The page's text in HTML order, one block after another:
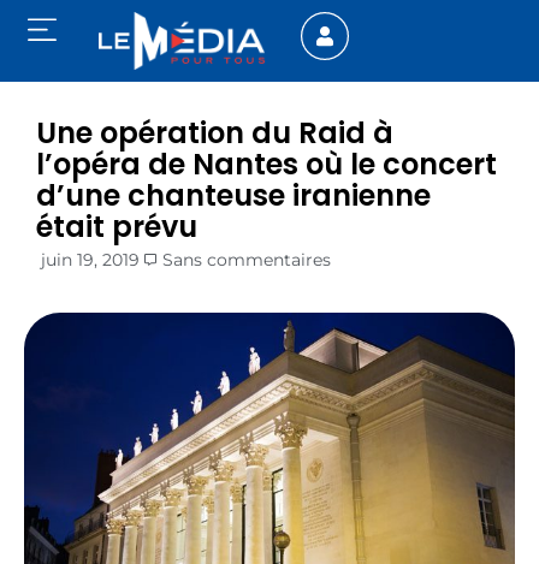
Une opération du Raid à
l’opéra de Nantes où le concert
d’une chanteuse iranienne
était prévu
juin 19, 2019 Sans commentaires